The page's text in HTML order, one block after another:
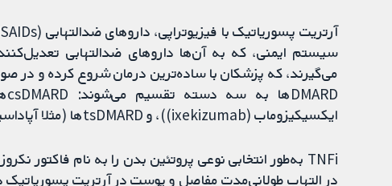
می‌گیرند، که پزشکان با ساده‌ترین درمان شروع کرده و در
ایکسیکیزوماب (ixekizumab))، و tsDMARDها (مثلا آپاداسیتینیب (upadacitinib)).